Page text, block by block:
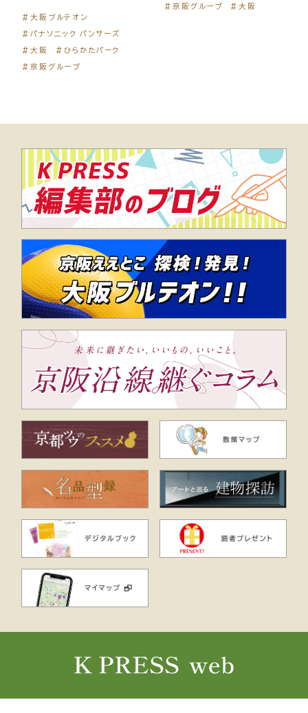
＃大阪ブルテオン
＃パナソニック パンサーズ
＃大阪
＃ひらかたパーク
＃京阪グループ
＃京阪グループ
＃大阪